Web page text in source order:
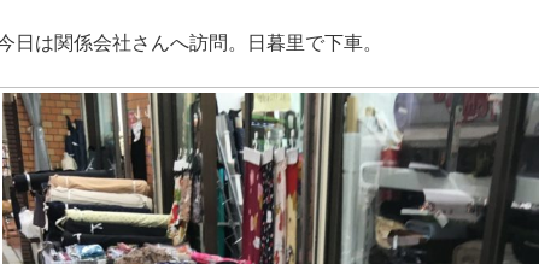
日は関係会社さんへ訪問。日暮里で下車。